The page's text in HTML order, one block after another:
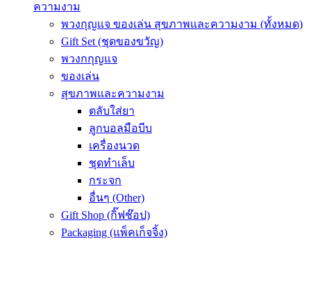
ความงาม
พวงกุญแจ ของเล่น สุขภาพและความงาม (ทั้งหมด)
Gift Set (ชุดของขวัญ)
พวงกกุญแจ
ของเล่น
สุขภาพและความงาม
ตลับใส่ยา
ลูกบอลมือบีบ
เครื่องนวด
ชุดทำเล็บ
กระจก
อื่นๆ (Other)
Gift Shop (กิ๊ฟช๊อป)
Packaging (แพ็คเก็จจิ้ง)